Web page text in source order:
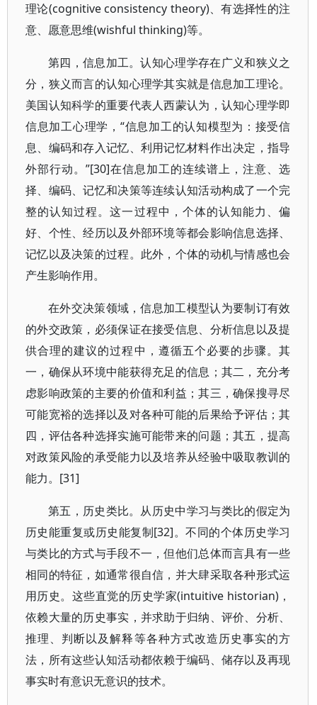
理论(cognitive consistency theory)、有选择性的注
意、愿意思维(wishful thinking)等。
第四，信息加工。认知心理学存在广义和狭义之
分，狭义而言的认知心理学其实就是信息加工理论。
美国认知科学的重要代表人西蒙认为，认知心理学即
信息加工心理学，“信息加工的认知模型为：接受信
息、编码和存入记忆、利用记忆材料作出决定，指导
外部行动。”[30]在信息加工的连续谱上，注意、选
择、编码、记忆和决策等连续认知活动构成了一个完
整的认知过程。这一过程中，个体的认知能力、偏
好、个性、经历以及外部环境等都会影响信息选择、
记忆以及决策的过程。此外，个体的动机与情感也会
产生影响作用。
在外交决策领域，信息加工模型认为要制订有效
的外交政策，必须保证在接受信息、分析信息以及提
供合理的建议的过程中，遵循五个必要的步骤。其
一，确保从环境中能获得充足的信息；其二，充分考
虑影响政策的主要的价值和利益；其三，确保搜寻尽
可能宽裕的选择以及对各种可能的后果给予评估；其
四，评估各种选择实施可能带来的问题；其五，提高
对政策风险的承受能力以及培养从经验中吸取教训的
能力。[31]
第五，历史类比。从历史中学习与类比的假定为
历史能重复或历史能复制[32]。不同的个体历史学习
与类比的方式与手段不一，但他们总体而言具有一些
相同的特征，如通常很自信，并大肆采取各种形式运
用历史。这些直觉的历史学家(intuitive historian)，
依赖大量的历史事实，并求助于归纳、评价、分析、
推理、判断以及解释等各种方式改造历史事实的方
法，所有这些认知活动都依赖于编码、储存以及再现
事实时有意识无意识的技术。